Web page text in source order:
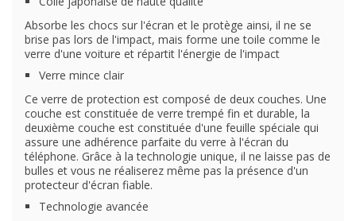
Absorbe les chocs sur l'écran et le protège ainsi, il ne se
brise pas lors de l'impact, mais forme une toile comme le
verre d'une voiture et répartit l'énergie de l'impact
Verre mince clair
Ce verre de protection est composé de deux couches. Une
couche est constituée de verre trempé fin et durable, la
deuxième couche est constituée d'une feuille spéciale qui
assure une adhérence parfaite du verre à l'écran du
téléphone. Grâce à la technologie unique, il ne laisse pas de
bulles et vous ne réaliserez même pas la présence d'un
protecteur d'écran fiable.
Technologie avancée